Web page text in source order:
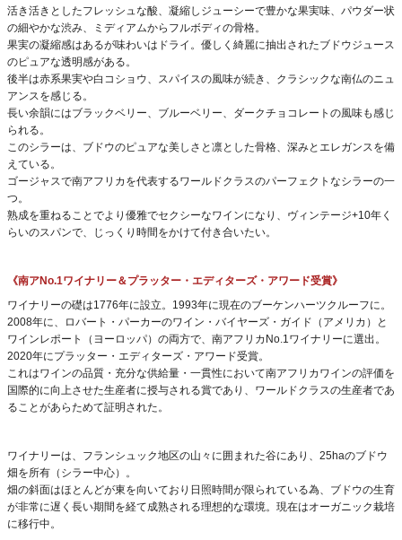
活き活きとしたフレッシュな酸、凝縮しジューシーで豊かな果実味、パウダー状
の細やかな渋み、ミディアムからフルボディの骨格。
果実の凝縮感はあるが味わいはドライ。優しく綺麗に抽出されたブドウジュース
のピュアな透明感がある。
後半は赤系果実や白コショウ、スパイスの風味が続き、クラシックな南仏のニュ
アンスを感じる。
長い余韻にはブラックベリー、ブルーベリー、ダークチョコレートの風味も感じ
られる。
このシラーは、ブドウのピュアな美しさと凛とした骨格、深みとエレガンスを備
えている。
ゴージャスで南アフリカを代表するワールドクラスのパーフェクトなシラーの一
つ。
熟成を重ねることでより優雅でセクシーなワインになり、ヴィンテージ+10年く
らいのスパンで、じっくり時間をかけて付き合いたい。
《南アNo.1ワイナリー＆プラッター・エディターズ・アワード受賞》
ワイナリーの礎は1776年に設立。1993年に現在のブーケンハーツクルーフに。
2008年に、ロバート・パーカーのワイン・バイヤーズ・ガイド（アメリカ）と
ワインレポート（ヨーロッパ）の両方で、南アフリカNo.1ワイナリーに選出。
2020年にプラッター・エディターズ・アワード受賞。
これはワインの品質・充分な供給量・一貫性において南アフリカワインの評価を
国際的に向上させた生産者に授与される賞であり、ワールドクラスの生産者であ
ることがあらためて証明された。
ワイナリーは、フランシュック地区の山々に囲まれた谷にあり、25haのブドウ
畑を所有（シラー中心）。
畑の斜面はほとんどが東を向いており日照時間が限られている為、ブドウの生育
が非常に遅く長い期間を経て成熟される理想的な環境。現在はオーガニック栽培
に移行中。